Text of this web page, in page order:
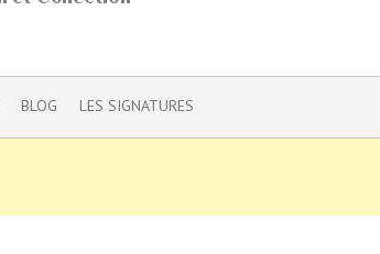
BLOG LES SIGNATURES